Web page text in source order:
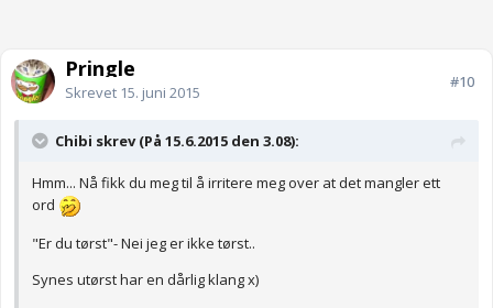
Pringle
Skrevet 15. juni 2015
#10
Chibi skrev (På 15.6.2015 den 3.08):
Hmm... Nå fikk du meg til å irritere meg over at det mangler ett
ord
"Er du tørst"- Nei jeg er ikke tørst..
Synes utørst har en dårlig klang x)